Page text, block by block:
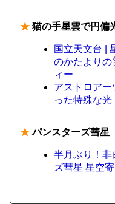
★ 猫の手星雲で円偏
国立天文台 |
のかたよりの
ィー
アストロア
った特殊な光
★パンスターズ彗星
半月ぶり！非
ズ彗星 星空